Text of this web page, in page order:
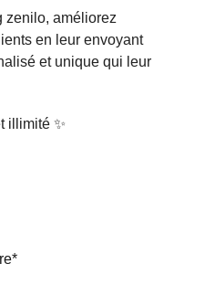
zenilo, améliorez
en leur envoyant
et unique qui leur
illimité ✨